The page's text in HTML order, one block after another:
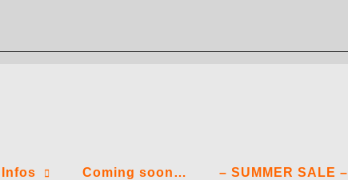
Infos Coming soon… – SUMMER SALE –